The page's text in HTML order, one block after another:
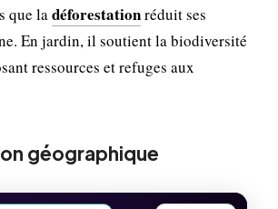
que ladéforestationréduit ses
En jardin, il soutient la biodiversité
ressources et refuges aux
géographique